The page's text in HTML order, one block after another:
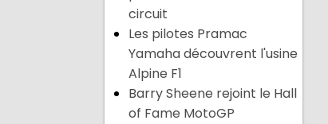
circuit
Les pilotes Pramac
Yamaha découvrent l'usine
Alpine F1
Barry Sheene rejoint le Hall
of Fame MotoGP